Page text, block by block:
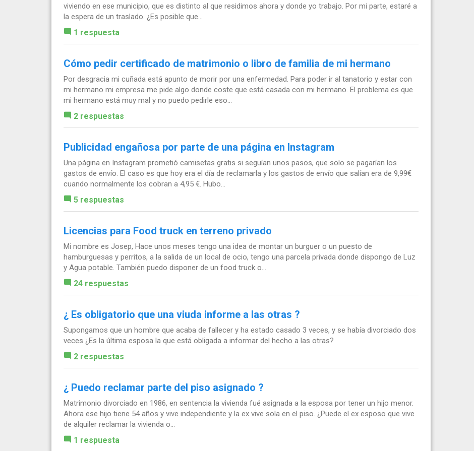
viviendo en ese municipio, que es distinto al que residimos ahora y donde yo trabajo. Por mi parte, estaré a
la espera de un traslado. ¿Es posible que...
1 respuesta
Cómo pedir certificado de matrimonio o libro de familia de mi hermano
Por desgracia mi cuñada está apunto de morir por una enfermedad. Para poder ir al tanatorio y estar con
mi hermano mi empresa me pide algo donde coste que está casada con mi hermano. El problema es que
mi hermano está muy mal y no puedo pedirle eso...
2 respuestas
Publicidad engañosa por parte de una página en Instagram
Una página en Instagram prometió camisetas gratis si seguían unos pasos, que solo se pagarían los
gastos de envío. El caso es que hoy era el día de reclamarla y los gastos de envío que salían era de 9,99€
cuando normalmente los cobran a 4,95 €. Hubo...
5 respuestas
Licencias para Food truck en terreno privado
Mi nombre es Josep, Hace unos meses tengo una idea de montar un burguer o un puesto de
hamburguesas y perritos, a la salida de un local de ocio, tengo una parcela privada donde dispongo de Luz
y Agua potable. También puedo disponer de un food truck o...
24 respuestas
¿ Es obligatorio que una viuda informe a las otras ?
Supongamos que un hombre que acaba de fallecer y ha estado casado 3 veces, y se había divorciado dos
veces ¿Es la última esposa la que está obligada a informar del hecho a las otras?
2 respuestas
¿ Puedo reclamar parte del piso asignado ?
Matrimonio divorciado en 1986, en sentencia la vivienda fué asignada a la esposa por tener un hijo menor.
Ahora ese hijo tiene 54 años y vive independiente y la ex vive sola en el piso. ¿Puede el ex esposo que vive
de alquiler reclamar la vivienda o...
1 respuesta